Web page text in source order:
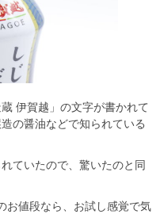
伊賀越」の文字が書かれて
の醤油などで知られている
ていたので、驚いたのと同
お値段なら、お試し感覚で気